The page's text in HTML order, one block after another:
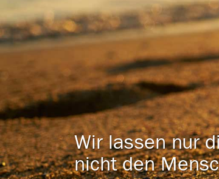
Wir lassen nur
nicht den